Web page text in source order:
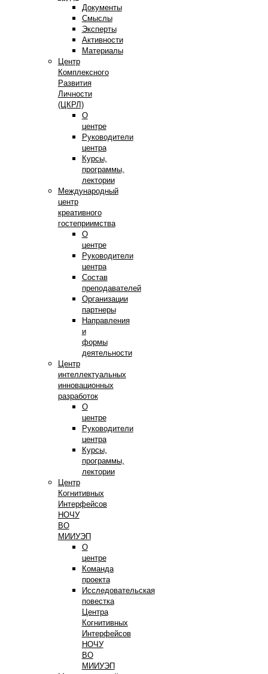
Документы
Смыслы
Эксперты
Активности
Материалы
Центр
Комплексного
Развития
Личности
(ЦКРЛ)
О
центре
Руководители
центра
Курсы,
программы,
лектории
Международный
центр
креативного
гостеприимства
О
центре
Руководители
центра
Состав
преподавателей
Организации
партнеры
Направления
и
формы
деятельности
Центр
интеллектуальных
инновационных
разработок
О
центре
Руководители
центра
Курсы,
программы,
лектории
Центр
Когнитивных
Интерфейсов
НОЧУ
ВО
МИИУЭП
О
центре
Команда
проекта
Исследовательская
повестка
Центра
Когнитивных
Интерфейсов
НОЧУ
ВО
МИИУЭП